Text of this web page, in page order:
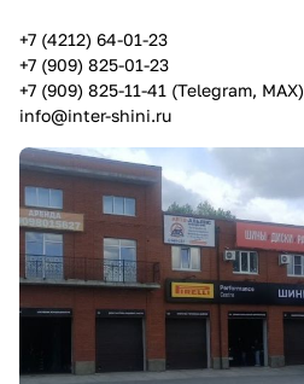
+7 (4212) 64-01-23
+7 (909) 825-01-23
+7 (909) 825-11-41 (Telegram, MAX)
info@inter-shini.ru